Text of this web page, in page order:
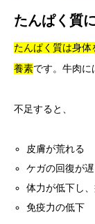
たんぱく質
たんぱく質は身
養素です。牛肉に
不足すると、
皮膚が荒れる
ケガの回復が
体力が低下し
免疫力の低下